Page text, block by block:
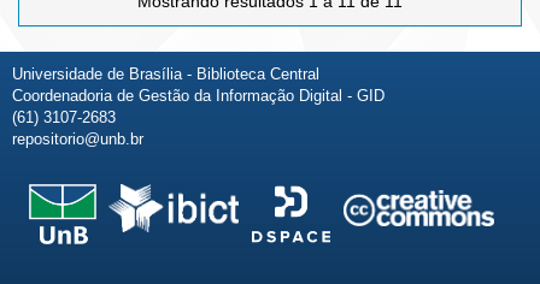
Universidade de Brasília - Biblioteca Central
Coordenadoria de Gestão da Informação Digital - GID
(61) 3107-2683
repositorio@unb.br